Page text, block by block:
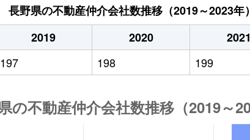
長野県の不動産仲介会社数推移（2019～2023年）
2019 2020 2021
197 198 199